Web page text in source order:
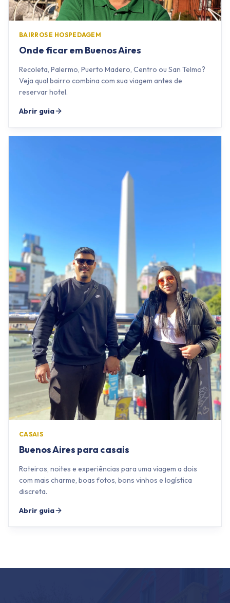
BAIRROS E HOSPEDAGEM
Onde ficar em Buenos Aires
Recoleta, Palermo, Puerto Madero, Centro ou San Telmo?
Veja qual bairro combina com sua viagem antes de
reservar hotel.
Abrir guia
CASAIS
Buenos Aires para casais
Roteiros, noites e experiências para uma viagem a dois
com mais charme, boas fotos, bons vinhos e logística
discreta.
Abrir guia